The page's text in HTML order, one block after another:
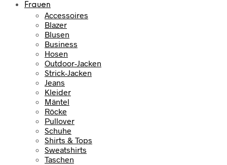
Frauen
Accessoires
Blazer
Blusen
Business
Hosen
Outdoor-Jacken
Strick-Jacken
Jeans
Kleider
Mäntel
Röcke
Pullover
Schuhe
Shirts & Tops
Sweatshirts
Taschen